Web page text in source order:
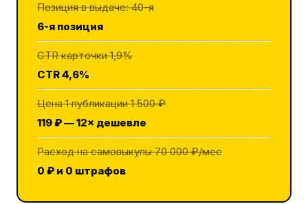
Позиция в выдаче: 40-я
6-я позиция
CTR карточки 1,9%
CTR 4,6%
Цена 1 публикации 1 500 ₽
119 ₽ — 12× дешевле
Расход на самовыкупы 70 000 ₽/мес
0 ₽ и 0 штрафов